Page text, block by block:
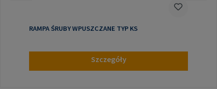
RAMPA ŚRUBY WPUSZCZANE TYP KS
Szczegóły